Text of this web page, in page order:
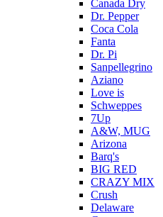
Canada Dry
Dr. Pepper
Coca Cola
Fanta
Dr. Pi
Sanpellegrino
Aziano
Love is
Schweppes
7Up
A&W, MUG
Arizona
Barq's
BIG RED
CRAZY MIX
Crush
Delaware